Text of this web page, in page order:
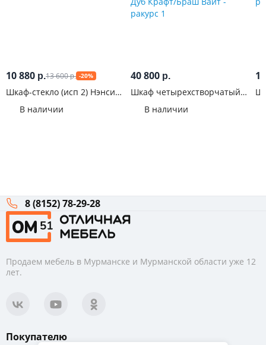
10 880 р.13 600р. -20%
Шкаф-стекло (исп 2) Нэнси
В наличии
40 800 р.
Шкаф четырехстворчатый
ВайтВ наличии
8 (8152) 78-29-28
Продаем мебель в Мурманске и Мурманской области уже 12
лет.
Покупателю